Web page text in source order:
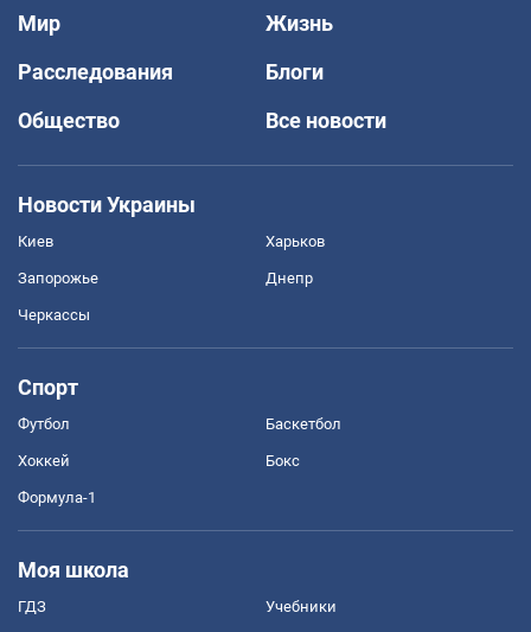
Мир
Жизнь
Расследования
Блоги
Общество
Все новости
Новости Украины
Киев Харьков
Запорожье Днепр
Черкассы
Спорт
Футбол Баскетбол
Хоккей Бокс
Формула-1
Моя школа
ГДЗ Учебники